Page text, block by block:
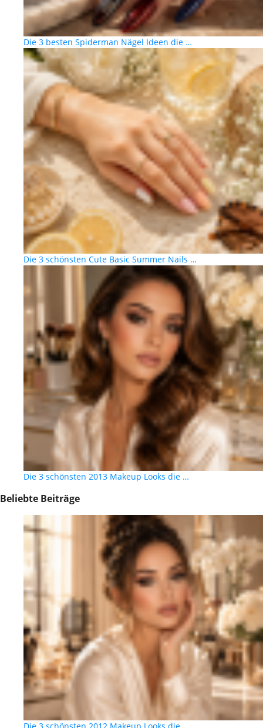
Die 3 besten Spiderman Nägel Ideen die …
Die 3 schönsten Cute Basic Summer Nails …
Die 3 schönsten 2013 Makeup Looks die …
Beliebte Beiträge